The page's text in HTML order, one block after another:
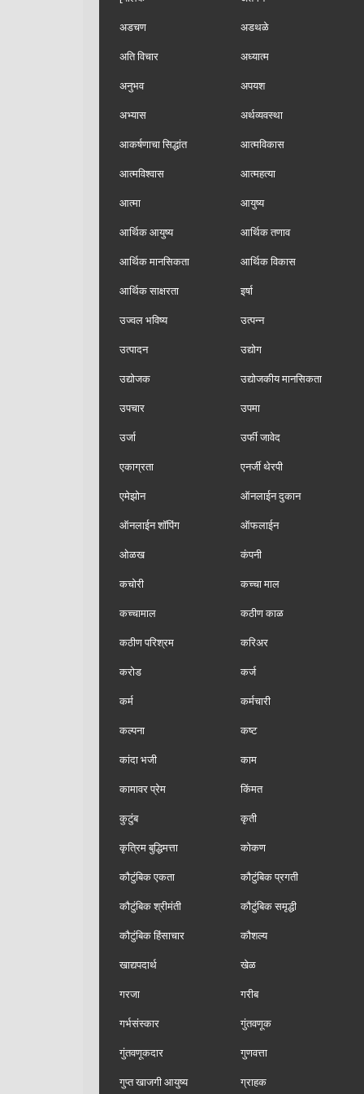
अडचण
अडथळे
अति विचार
अध्यात्म
अनुभव
अपयश
अभ्यास
अर्थव्यवस्था
आकर्षणाचा सिद्धांत
आत्मविकास
आत्मविश्वास
आत्महत्या
आत्मा
आयुष्य
आर्थिक आयुष्य
आर्थिक तणाव
आर्थिक मानसिकता
आर्थिक विकास
आर्थिक साक्षरता
इर्षा
उज्वल भविष्य
उत्पन्न
उत्पादन
उद्योग
उद्योजक
उद्योजकीय मानसिकता
उपचार
उपमा
उर्जा
उर्फी जावेद
एकाग्रता
एनर्जी थेरपी
एमेझोन
ऑनलाईन दुकान
ऑनलाईन शॉपिंग
ऑफलाईन
ओळख
कंपनी
कचोरी
कच्चा माल
कच्चामाल
कठीण काळ
कठीण परिश्रम
करिअर
करोड
कर्ज
कर्म
कर्मचारी
कल्पना
कष्ट
कांदा भजी
काम
कामावर प्रेम
किंमत
कुटुंब
कृती
कृत्रिम बुद्धिमत्ता
कोकण
कौटुंबिक एकता
कौटुंबिक प्रगती
कौटुंबिक श्रीमंती
कौटुंबिक समृद्धी
कौटुंबिक हिंसाचार
कौशल्य
खाद्यपदार्थ
खेळ
गरजा
गरीब
गर्भसंस्कार
गुंतवणूक
गुंतवणूकदार
गुणवत्ता
गुप्त खाजगी आयुष्य
ग्राहक